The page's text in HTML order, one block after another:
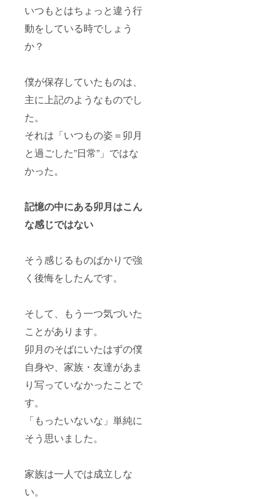
いつもとはちょっと違う行
動をしている時でしょう
か？
僕が保存していたものは、
主に上記のようなものでし
た。
それは「いつもの姿＝卯月
と過ごした”日常”」ではな
かった。
記憶の中にある卯月はこん
な感じではない
そう感じるものばかりで強
く後悔をしたんです。
そして、もう一つ気づいた
ことがあります。
卯月のそばにいたはずの僕
自身や、家族・友達があま
り写っていなかったことで
す。
「もったいないな」単純に
そう思いました。
家族は一人では成立しな
い。